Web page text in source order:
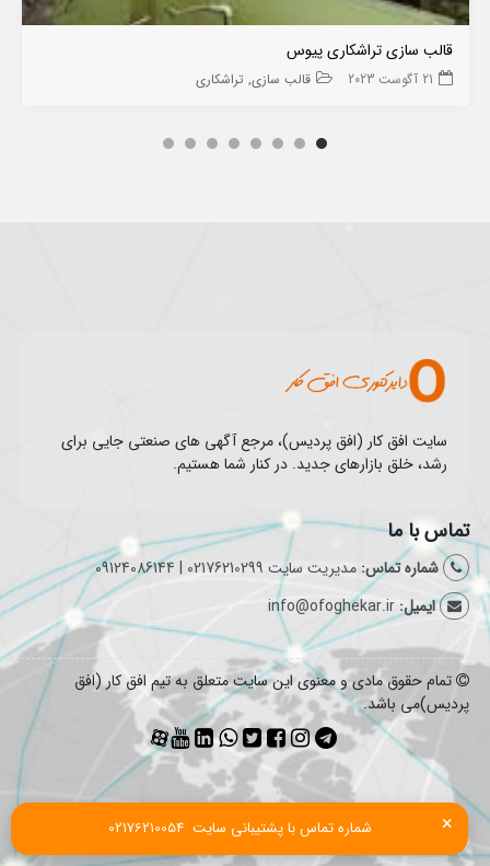
قالب سازی تراشکاری پیوس
21 آگوست 2023 قالب سازی تراشکاری
سایت افق کار (افق پردیس)، مرجع آگهی های صنعتی جایی برای
رشد، خلق بازارهای جدید. در کنار شما هستیم.
تماس با ما
شماره تماس:مدیریت سایت 02176210299 | 09124086144
ایمیل:info@ofoghekar.ir
تمام حقوق مادی و معنوی این سایت متعلق به تیم افق کار (افق
پردیس)می باشد.
شماره تماس با پشتیبانی سایت  02176210054 ×